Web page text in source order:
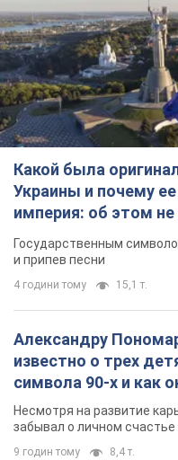
Какой была
Украины и почему
империя: об этом
Государственным
и припев песни
4 години тому 15,1 т.
Александру
известно о трех
символа 90-х и как
Несмотря на развитие
забывал о личном счастье
9 годин тому 8,4 т.